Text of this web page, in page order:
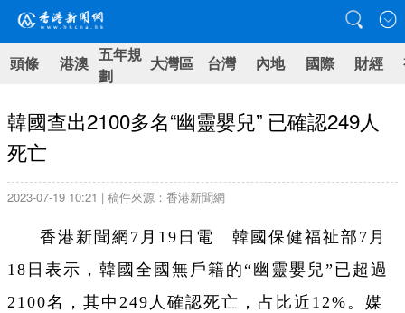
頭條 港澳 五年規
劃
大灣區 台灣 內地 國際 財經
韓國查出2100多名“幽靈嬰兒” 已確認249人
死亡
2023-07-19 10:21 | 稿件來源：香港新聞網
香港新聞網7月19日電 韓國保健福祉部7月
18日表示，韓國全國無戶籍的“幽靈嬰兒”已超過
2100名，其中249人確認死亡，占比近12%。媒